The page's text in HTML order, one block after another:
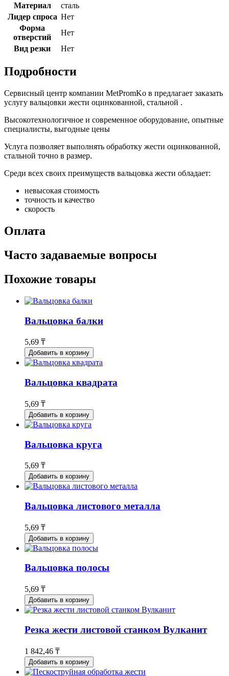
Материал
сталь
Лидер спроса Нет
Форма
отверстий
Нет
Вид резки
Нет
Подробности
Сервисный центр компании MetPromKo в предлагает заказать
услугу вальцовки жести оцинкованной, стальной .
Высокотехнологичное и современное оборудование, опытные
специалисты, выгодные цены
Услуга позволяет выполнять обработку жести оцинкованной,
стальной точно в размер.
Среди всех своих преимуществ вальцовка жести обладает:
невысокая стоимость
точность и качество
скорость
Оплата
Часто задаваемые вопросы
Похожие товары
Вальцовка балки
5,69 ₸
Добавить в корзину
Вальцовка квадрата
5,69 ₸
Добавить в корзину
Вальцовка круга
5,69 ₸
Добавить в корзину
Вальцовка листового металла
5,69 ₸
Добавить в корзину
Вальцовка полосы
5,69 ₸
Добавить в корзину
Резка жести листовой станком Вулканит
1 842,46 ₸
Добавить в корзину